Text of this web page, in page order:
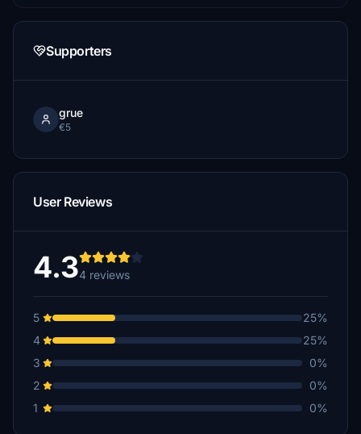
Supporters
grue
€5
User Reviews
4.34 reviews
5
25%
4
25%
3
0%
2
0%
1
0%